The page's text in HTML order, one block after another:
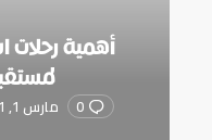
أهمية رحلات
0 مارس 1, 2021